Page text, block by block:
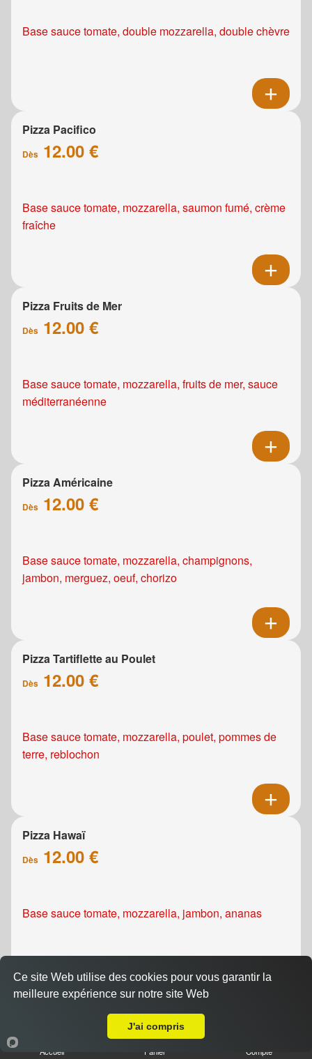
Base sauce tomate, double mozzarella, double chèvre
Pizza Pacifico
Dès 12.00 €
Base sauce tomate, mozzarella, saumon fumé, crème
fraîche
Pizza Fruits de Mer
Dès 12.00 €
Base sauce tomate, mozzarella, fruits de mer, sauce
méditerranéenne
Pizza Américaine
Dès 12.00 €
Base sauce tomate, mozzarella, champignons,
jambon, merguez, oeuf, chorizo
Pizza Tartiflette au Poulet
Dès 12.00 €
Base sauce tomate, mozzarella, poulet, pommes de
terre, reblochon
Pizza Hawaï
Dès 12.00 €
Base sauce tomate, mozzarella, jambon, ananas
Accueil Panier Compte
Ce site Web utilise des cookies pour vous garantir la
meilleure expérience sur notre site Web
J'ai compris